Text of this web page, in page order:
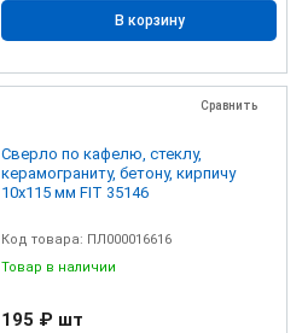
В корзину
Сравнить
Сверло по кафелю, стеклу,
керамограниту, бетону, кирпичу
10х115 мм FIT 35146
Код товара: ПЛ000016616
Товар в наличии
195 ₽ шт